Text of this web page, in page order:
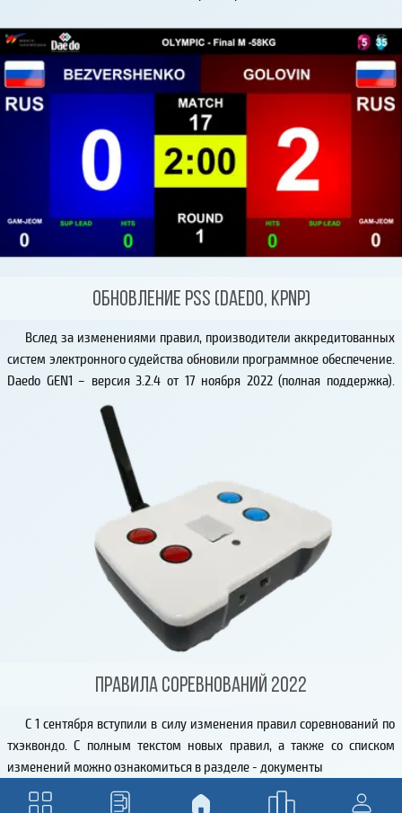
тхэквондо.
Обновление PSS (DAEDO, KPNP)
Вслед за изменениями правил, производители аккредитованных
систем электронного судейства обновили программное обеспечение.
Daedo GEN1 – версия 3.2.4 от 17 ноября 2022 (полная поддержка).
Daedo GEN2 – версия 3.2.2 от 03 июня 2022 (частичное обновление).
Правила соревнований 2022
C 1 сентября вступили в силу изменения правил соревнований по
тхэквондо. C полным текстом новых правил, а также со списком
изменений можно ознакомиться в разделе - документы